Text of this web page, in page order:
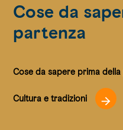
Cose da
partenza
Cose da sapere prima
Cultura e tradizioni